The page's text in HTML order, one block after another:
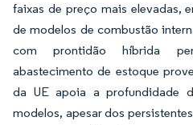
faixas de preço mais elevadas,
de modelos de combustão
com prontidão híbrida
abastecimento de estoque
da UE apoia a profundidade
modelos, apesar dos